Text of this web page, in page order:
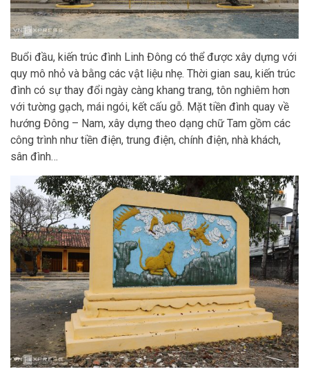
Buổi đầu, kiến trúc đình Linh Đông có thể được xây dựng với
quy mô nhỏ và bằng các vật liệu nhẹ. Thời gian sau, kiến trúc
đình có sự thay đổi ngày càng khang trang, tôn nghiêm hơn
với tường gạch, mái ngói, kết cấu gỗ. Mặt tiền đình quay về
hướng Đông – Nam, xây dựng theo dạng chữ Tam gồm các
công trình như tiền điện, trung điện, chính điện, nhà khách,
sân đình…